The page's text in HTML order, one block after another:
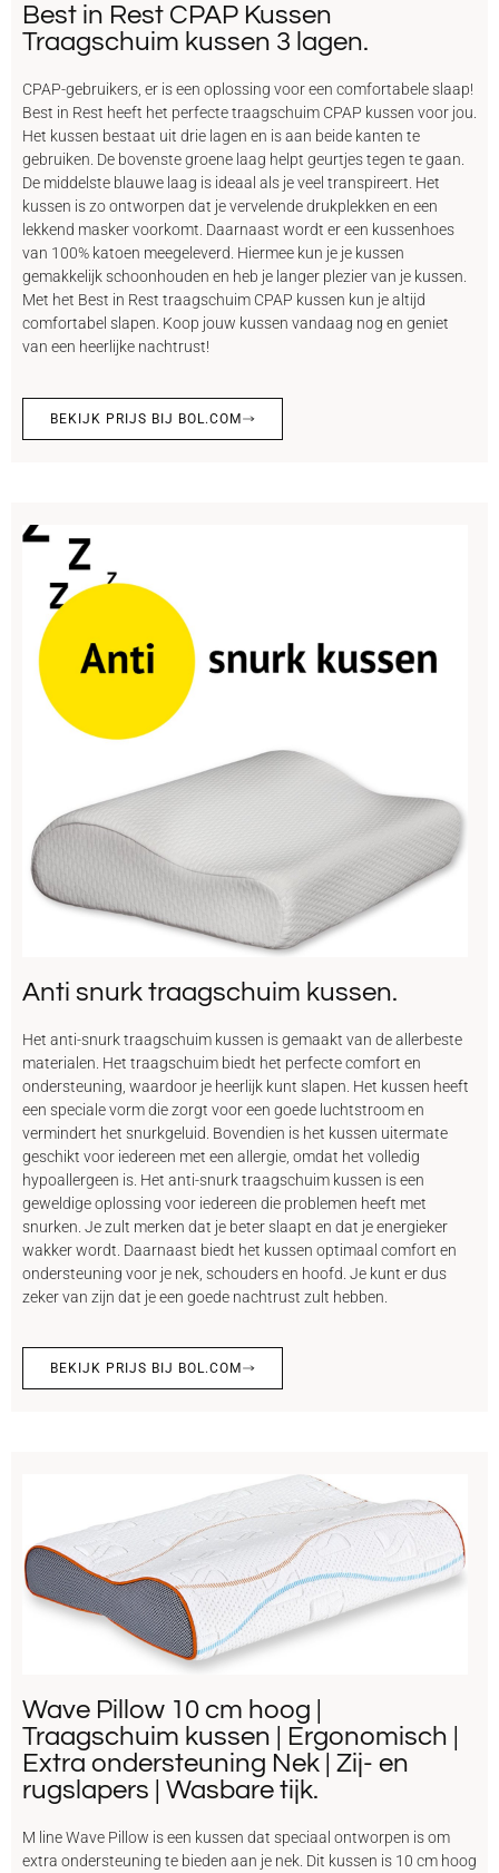
Best in Rest CPAP Kussen
Traagschuim kussen 3 lagen.
CPAP-gebruikers, er is een oplossing voor een comfortabele slaap!
Best in Rest heeft het perfecte traagschuim CPAP kussen voor jou.
Het kussen bestaat uit drie lagen en is aan beide kanten te
gebruiken. De bovenste groene laag helpt geurtjes tegen te gaan.
De middelste blauwe laag is ideaal als je veel transpireert. Het
kussen is zo ontworpen dat je vervelende drukplekken en een
lekkend masker voorkomt. Daarnaast wordt er een kussenhoes
van 100% katoen meegeleverd. Hiermee kun je je kussen
gemakkelijk schoonhouden en heb je langer plezier van je kussen.
Met het Best in Rest traagschuim CPAP kussen kun je altijd
comfortabel slapen. Koop jouw kussen vandaag nog en geniet
van een heerlijke nachtrust!
BEKIJK PRIJS BIJ BOL.COM
Anti snurk traagschuim kussen.
Het anti-snurk traagschuim kussen is gemaakt van de allerbeste
materialen. Het traagschuim biedt het perfecte comfort en
ondersteuning, waardoor je heerlijk kunt slapen. Het kussen heeft
een speciale vorm die zorgt voor een goede luchtstroom en
vermindert het snurkgeluid. Bovendien is het kussen uitermate
geschikt voor iedereen met een allergie, omdat het volledig
hypoallergeen is. Het anti-snurk traagschuim kussen is een
geweldige oplossing voor iedereen die problemen heeft met
snurken. Je zult merken dat je beter slaapt en dat je energieker
wakker wordt. Daarnaast biedt het kussen optimaal comfort en
ondersteuning voor je nek, schouders en hoofd. Je kunt er dus
zeker van zijn dat je een goede nachtrust zult hebben.
BEKIJK PRIJS BIJ BOL.COM
Wave Pillow 10 cm hoog |
Traagschuim kussen | Ergonomisch |
Extra ondersteuning Nek | Zij- en
rugslapers | Wasbare tijk.
M line Wave Pillow is een kussen dat speciaal ontworpen is om
extra ondersteuning te bieden aan je nek. Dit kussen is 10 cm hoog